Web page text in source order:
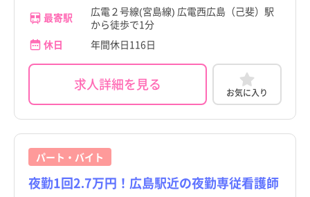
最寄駅
広電２号線(宮島線) 広電西広島（己斐）駅
から徒歩で1分
休日
年間休日116日
求人詳細を見る お気に入り
パート・バイト
夜勤1回2.7万円！広島駅近の夜勤専従看護師